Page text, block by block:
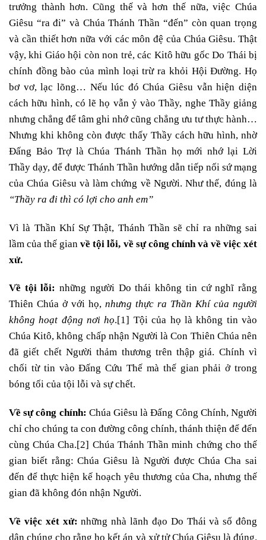
trưởng thành hơn. Cũng thế và hơn thế nữa, việc Chúa
Giêsu “ra đi” và Chúa Thánh Thần “đến” còn quan trọng
và cần thiết hơn nữa với các môn đệ của Chúa Giêsu. Thật
vậy, khi Giáo hội còn non trẻ, các Kitô hữu gốc Do Thái bị
chính đồng bào của mình loại trừ ra khỏi Hội Đường. Họ
bơ vơ, lạc lõng… Nếu lúc đó Chúa Giêsu vẫn hiện diện
cách hữu hình, có lẽ họ vẫn ỷ vào Thầy, nghe Thầy giảng
nhưng chẳng để tâm ghi nhớ cũng chẳng ưu tư thực hành…
Nhưng khi không còn được thấy Thầy cách hữu hình, nhờ
Đấng Bảo Trợ là Chúa Thánh Thần họ mới nhớ lại Lời
Thầy dạy, để được Thánh Thần hướng dẫn tiếp nối sứ mạng
của Chúa Giêsu và làm chứng về Người. Như thế, đúng là
“Thầy ra đi thì có lợi cho anh em”
Vì là Thần Khí Sự Thật, Thánh Thần sẽ chỉ ra những sai
lầm của thế gianvề tội lỗi, về sự công chính và về việc xét
xử.
Về tội lỗi:những người Do thái không tin cứ nghĩ rằng
Thiên Chúa ở với họ, nhưng thực ra Thần Khí của người
không hoạt động nơi họ.[1] Tội của họ là không tin vào
Chúa Kitô, không chấp nhận Người là Con Thiên Chúa nên
đã giết chết Người thảm thương trên thập giá. Chính vì
chối từ tin vào Đấng Cứu Thế mà thế gian phải ở trong
bóng tối của tội lỗi và sự chết.
Về sự công chính: Chúa Giêsu là Đấng Công Chính, Người
chỉ cho chúng ta con đường công chính, thánh thiện để đến
cùng Chúa Cha.[2] Chúa Thánh Thần minh chứng cho thế
gian biết rằng: Chúa Giêsu là Người được Chúa Cha sai
đến để thực hiện kế hoạch yêu thương của Cha, nhưng thế
gian đã không đón nhận Người.
Về việc xét xử: những nhà lãnh đạo Do Thái và số đông
dân chúng cho rằng họ kết án và xử tử Chúa Giêsu là đúng.